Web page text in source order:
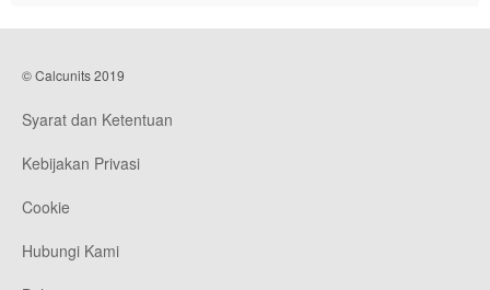
© Calcunits 2019
Syarat dan Ketentuan
Kebijakan Privasi
Cookie
Hubungi Kami